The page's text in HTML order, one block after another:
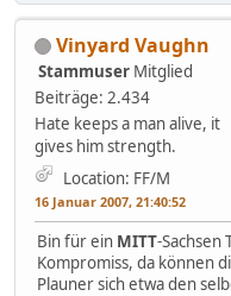
Vinyard Vaughn
Stammuser Mitglied
Beiträge: 2.434
Hate keeps a man alive, it
gives him strength.
Location: FF/M
16 Januar 2007, 21:40:52
Bin für ein MITT-Sachsen
Kompromiss, da können
Plauner sich etwa den